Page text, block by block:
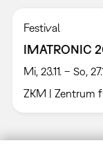
Festival
IMATRONIC
Mi, 23.11. – So,
ZKM | Zentrum